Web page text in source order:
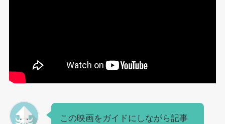
この映画をガイドにしながら記事